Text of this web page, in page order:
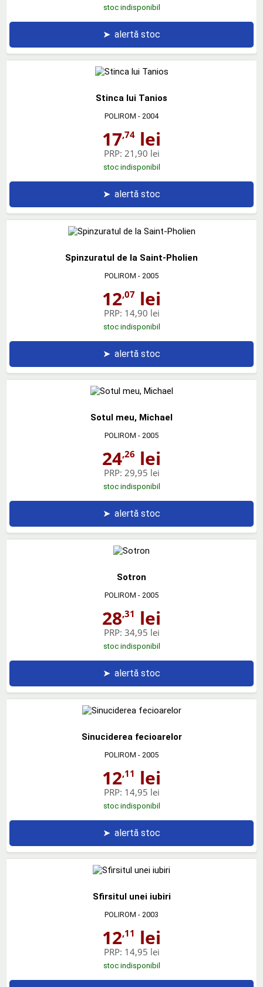
stoc indisponibil
➤ alertă stoc
Stinca lui Tanios
POLIROM - 2004
17,74 lei
PRP: 21,90 lei
stoc indisponibil
➤ alertă stoc
Spinzuratul de la Saint-Pholien
POLIROM - 2005
12,07 lei
PRP: 14,90 lei
stoc indisponibil
➤ alertă stoc
Sotul meu, Michael
POLIROM - 2005
24,26 lei
PRP: 29,95 lei
stoc indisponibil
➤ alertă stoc
Sotron
POLIROM - 2005
28,31 lei
PRP: 34,95 lei
stoc indisponibil
➤ alertă stoc
Sinuciderea fecioarelor
POLIROM - 2005
12,11 lei
PRP: 14,95 lei
stoc indisponibil
➤ alertă stoc
Sfirsitul unei iubiri
POLIROM - 2003
12,11 lei
PRP: 14,95 lei
stoc indisponibil